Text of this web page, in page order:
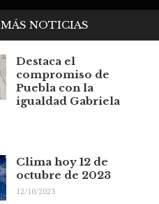
MÁS NOTICIAS
Destaca el
compromiso de
Puebla con la
igualdad Gabriela
Clima hoy 12 de
octubre de 2023
12/10/2023